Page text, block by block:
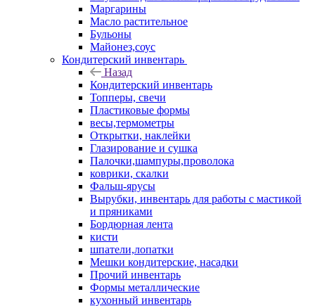
Маргарины
Масло растительное
Бульоны
Майонез,соус
Кондитерский инвентарь
Назад
Кондитерский инвентарь
Топперы, свечи
Пластиковые формы
весы,термометры
Открытки, наклейки
Глазирование и сушка
Палочки,шампуры,проволока
коврики, скалки
Фальш-ярусы
Вырубки, инвентарь для работы с мастикой
и пряниками
Бордюрная лента
кисти
шпатели,лопатки
Мешки кондитерские, насадки
Прочий инвентарь
Формы металлические
кухонный инвентарь